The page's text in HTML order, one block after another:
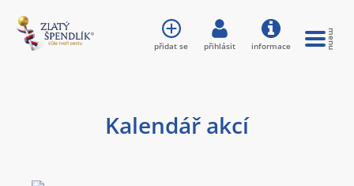
Kalendář akcí
přidat se přihlásit informace